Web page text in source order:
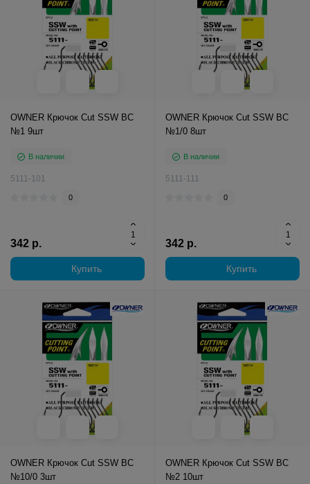
OWNER Крючок Cut SSW BC
№1 9шт
В наличии
5111-101
0
342 р.
Купить
OWNER Крючок Cut SSW BC
№1/0 8шт
В наличии
5111-111
0
342 р.
Купить
OWNER Крючок Cut SSW BC
№10/0 3шт
OWNER Крючок Cut SSW BC
№2 10шт